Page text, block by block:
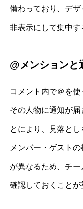
備わっており、デ
非表示にして集中す
@メンションと
コメント内で＠を使
その人物に通知が
とにより、見落と
メンバー・ゲスト
が異なるため、チ
確認しておくことが